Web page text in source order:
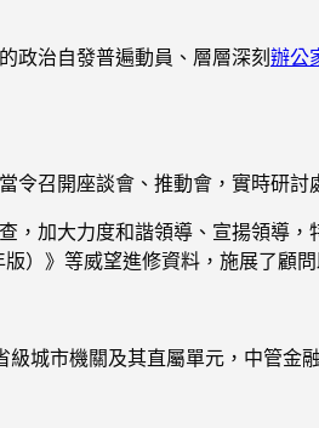
政治自發普遍動員、層層深刻辦公
召開座談會、推動會，實時研討
，加大力度和諧領導、宣揚領導
）》等威望進修資料，施展了顧問
城市機關及其直屬單元，中管金